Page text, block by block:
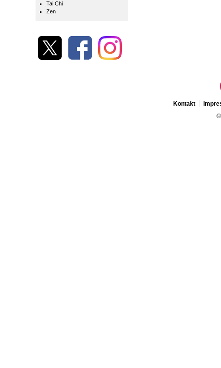
Tai Chi
Zen
Kontakt
©